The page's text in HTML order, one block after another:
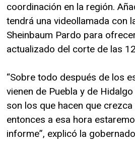
coordinación en la región.
tendrá una videollamada con
Sheinbaum Pardo para
actualizado del corte de las
“Sobre todo después de los
vienen de Puebla y de
son los que hacen que
entonces a esa hora
informe”, explicó la